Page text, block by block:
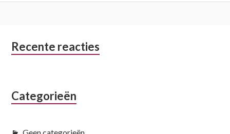
Subsidiary
Recente reacties
Categorieën